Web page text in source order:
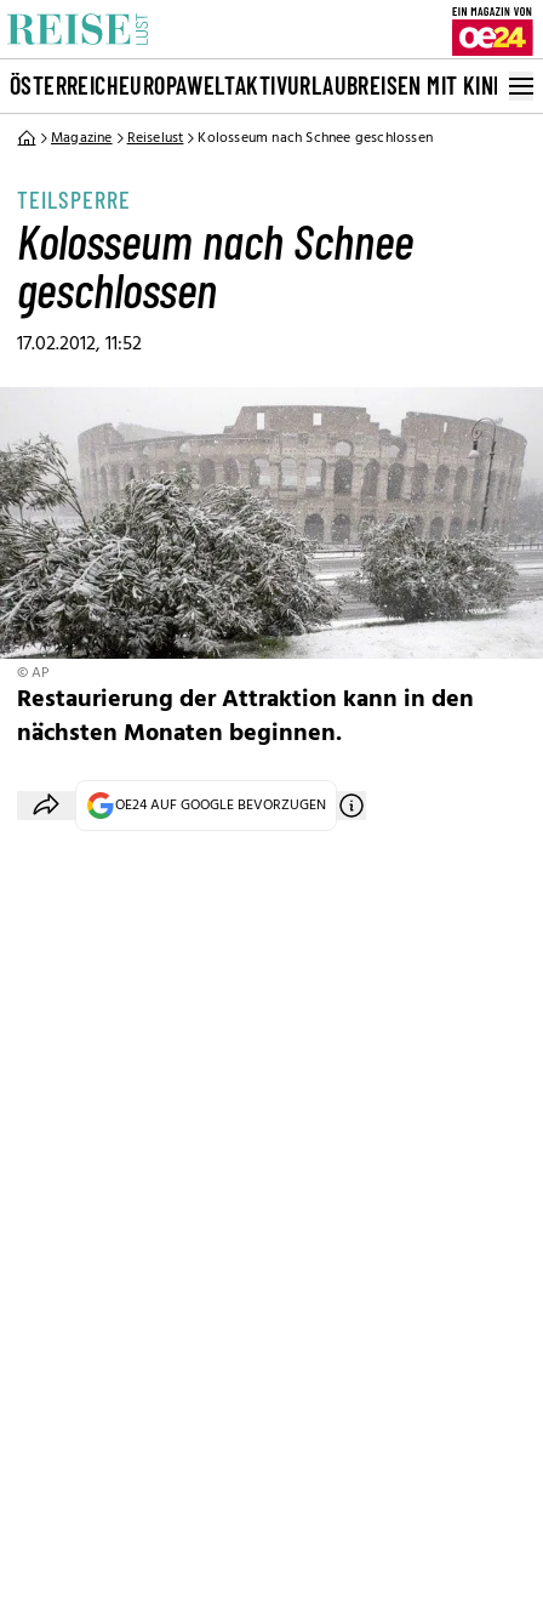
ÖSTERREICHEUROPAWELTAKTIVURLAUBREISEN MIT KINDERN
Magazine Reiselust Kolosseum nach Schnee geschlossen
TEILSPERRE
Kolosseum nach Schnee
geschlossen
17.02.2012, 11:52
© AP
Restaurierung der Attraktion kann in den
nächsten Monaten beginnen.
OE24 AUF GOOGLE BEVORZUGEN